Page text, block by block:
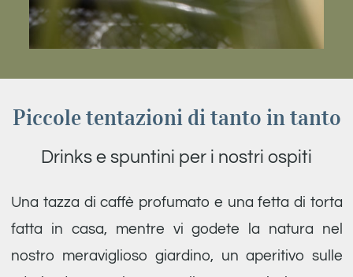
Piccole tentazioni di tanto in tanto
Drinks e spuntini per i nostri ospiti
Una tazza di caffè profumato e una fetta di torta
fatta in casa, mentre vi godete la natura nel
nostro meraviglioso giardino, un aperitivo sulle